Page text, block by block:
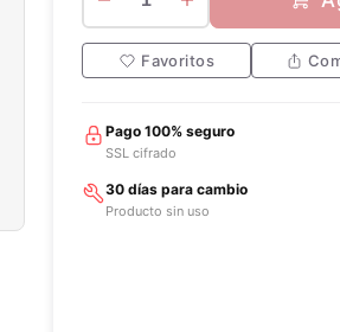
Favoritos
Pago 100% seguro
SSL cifrado
30 días para cambio
Producto sin uso